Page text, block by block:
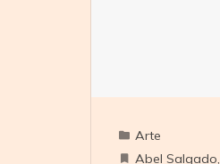
Arte
Abel Salgado,